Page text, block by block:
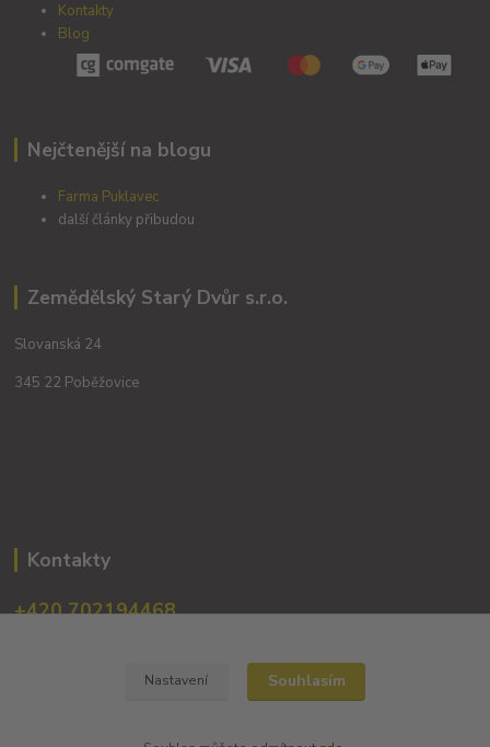
Kontakty
Blog
Nejčtenější na blogu
Farma Puklavec
další články přibudou
Zemědělský Starý Dvůr s.r.o.
Slovanská 24
345 22 Poběžovice
Kontakty
+420 702194468
obchod@dobrevinko.cz
Nastavení Souhlasím